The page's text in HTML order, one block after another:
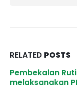
RELATED POSTS
Pembekalan
melaksanakan